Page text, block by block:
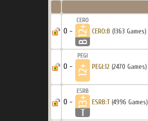
0 - CERO:B (1363 Games)
0 - PEGI:12 (2470 Games)
0 - ESRB:T(4996 Games)